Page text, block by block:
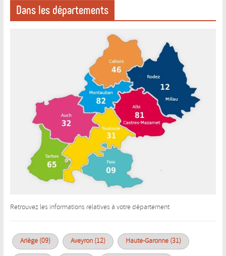
Dans les départements
Retrouvez les informations relatives à votre département
Ariège (09) Aveyron (12) Haute-Garonne (31)